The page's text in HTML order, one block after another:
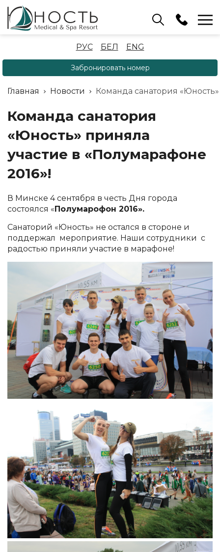
Бассейн
+375 (17) 503 93 22
Аренда беседок
+375 (33) 902 35 07
Отдел бронирования
+375 (17) 503 91 10
РУС БЕЛ ENG
Забронировать номер
Главная Новости Команда санатория
Команда санатория
«Юность» приняла
участие в «Полумарафоне
2016»!
В Минске 4 сентября в честь Дня города
состоялся «Полумарофон 2016».
Санаторий «Юность» не остался в стороне и
поддержал мероприятие. Наши сотрудники с
радостью приняли участие в марафоне!